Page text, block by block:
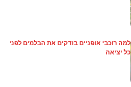
למה רוכבי אופניים בודקים את הבלמים לפני
כל יציאה